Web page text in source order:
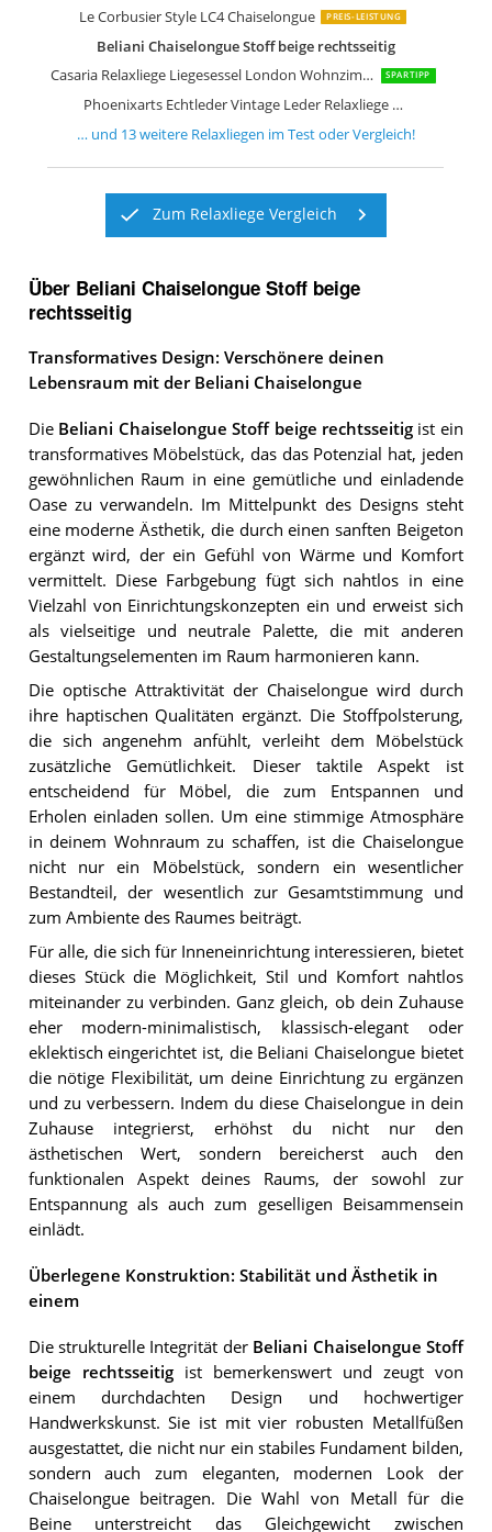
Le Corbusier Style LC4 Chaiselongue PREIS-LEISTUNG
Beliani Chaiselongue Stoff beige rechtsseitig
Casaria Relaxliege Liegesessel London Wohnzimmer Leinen Optik
SPARTIPP
Phoenixarts Echtleder Vintage Leder Relaxliege Schwarz Design Recamiere
… und 13weitere Relaxliegen im Test oder Vergleich!
Zum Relaxliege Vergleich
Über Beliani Chaiselongue Stoff beige
rechtsseitig
Transformatives Design: Verschönere deinen
Lebensraum mit der Beliani Chaiselongue
Die Beliani Chaiselongue Stoff beige rechtsseitigist ein
transformatives Möbelstück, das das Potenzial hat, jeden
gewöhnlichen Raum in eine gemütliche und einladende
Oase zu verwandeln. Im Mittelpunkt des Designs steht
eine moderne Ästhetik, die durch einen sanften Beigeton
ergänzt wird, der ein Gefühl von Wärme und Komfort
vermittelt. Diese Farbgebung fügt sich nahtlos in eine
Vielzahl von Einrichtungskonzepten ein und erweist sich
als vielseitige und neutrale Palette, die mit anderen
Gestaltungselementen im Raum harmonieren kann.
Die optische Attraktivität der Chaiselongue wird durch
ihre haptischen Qualitäten ergänzt. Die Stoffpolsterung,
die sich angenehm anfühlt, verleiht dem Möbelstück
zusätzliche Gemütlichkeit. Dieser taktile Aspekt ist
entscheidend für Möbel, die zum Entspannen und
Erholen einladen sollen. Um eine stimmige Atmosphäre
in deinem Wohnraum zu schaffen, ist die Chaiselongue
nicht nur ein Möbelstück, sondern ein wesentlicher
Bestandteil, der wesentlich zur Gesamtstimmung und
zum Ambiente des Raumes beiträgt.
Für alle, die sich für Inneneinrichtung interessieren, bietet
dieses Stück die Möglichkeit, Stil und Komfort nahtlos
miteinander zu verbinden. Ganz gleich, ob dein Zuhause
eher modern-minimalistisch, klassisch-elegant oder
eklektisch eingerichtet ist, die Beliani Chaiselongue bietet
die nötige Flexibilität, um deine Einrichtung zu ergänzen
und zu verbessern. Indem du diese Chaiselongue in dein
Zuhause integrierst, erhöhst du nicht nur den
ästhetischen Wert, sondern bereicherst auch den
funktionalen Aspekt deines Raums, der sowohl zur
Entspannung als auch zum geselligen Beisammensein
einlädt.
Überlegene Konstruktion: Stabilität und Ästhetik in
einem
Die strukturelle Integrität der Beliani Chaiselongue Stoff
beige rechtsseitigist bemerkenswert und zeugt von
einem durchdachten Design und hochwertiger
Handwerkskunst. Sie ist mit vier robusten Metallfüßen
ausgestattet, die nicht nur ein stabiles Fundament bilden,
sondern auch zum eleganten, modernen Look der
Chaiselongue beitragen. Die Wahl von Metall für die
Beine unterstreicht das Gleichgewicht zwischen